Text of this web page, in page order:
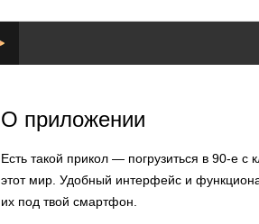
О приложении
Есть такой прикол — погрузиться в 90-е
этот мир. Удобный интерфейс и
их под твой смартфон.